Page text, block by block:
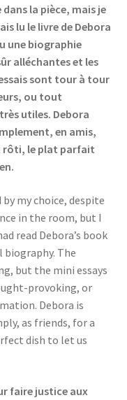
la pièce, mais je
lu le livre de Debora
une biographie
alléchantes et les
sont tour à tour
ou tout
utiles. Debora
en amis,
rôti, le plat parfait
my choice, despite
in the room, but I
read Debora’s book
biography. The
but the mini essays
provoking, or
Debora is
as friends, for a
dish to let us
faire justice aux